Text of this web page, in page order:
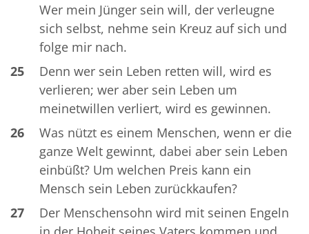
Wer mein Jünger sein will, der verleugne
sich selbst, nehme sein Kreuz auf sich und
folge mir nach.
25
Denn wer sein Leben retten will, wird es
verlieren; wer aber sein Leben um
meinetwillen verliert, wird es gewinnen.
26
Was nützt es einem Menschen, wenn er die
ganze Welt gewinnt, dabei aber sein Leben
einbüßt? Um welchen Preis kann ein
Mensch sein Leben zurückkaufen?
27
Der Menschensohn wird mit seinen Engeln